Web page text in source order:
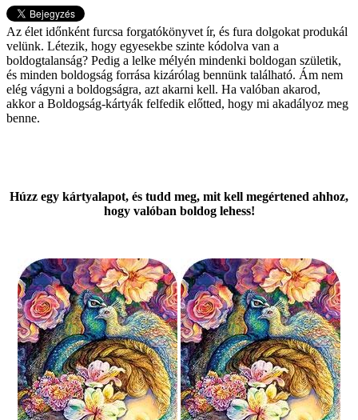
Az élet időnként furcsa forgatókönyvet ír, és fura dolgokat produkál
velünk. Létezik, hogy egyesekbe szinte kódolva van a
boldogtalanság? Pedig a lelke mélyén mindenki boldogan születik,
és minden boldogság forrása kizárólag bennünk található. Ám nem
elég vágyni a boldogságra, azt akarni kell. Ha valóban akarod,
akkor a Boldogság-kártyák felfedik előtted, hogy mi akadályoz meg
benne.
Húzz egy kártyalapot, és tudd meg, mit kell megértened ahhoz,
hogy valóban boldog lehess!